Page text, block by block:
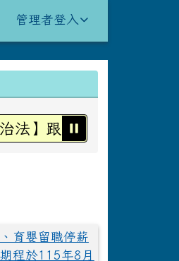
管理者登入
法】跟蹤騷擾不是愛，
育嬰留職停薪
程於115年8月